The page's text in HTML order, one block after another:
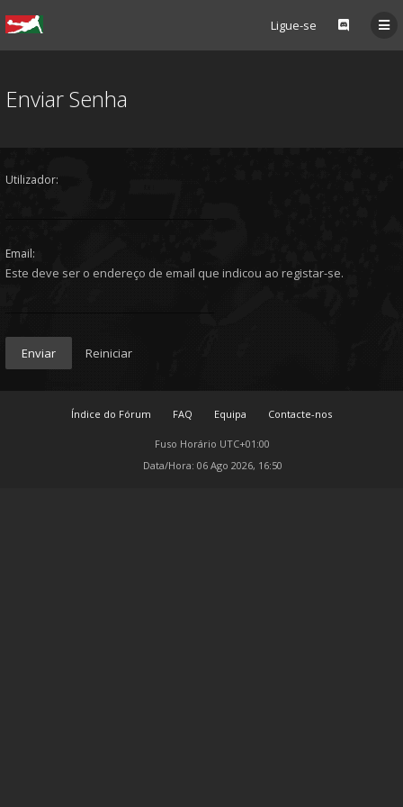
Ligue-se
Enviar Senha
Utilizador:
Email:
Este deve ser o endereço de email que indicou ao registar-se.
Índice do Fórum FAQ Equipa Contacte-nos
Fuso Horário UTC+01:00
Data/Hora: 06 Ago 2026, 16:50